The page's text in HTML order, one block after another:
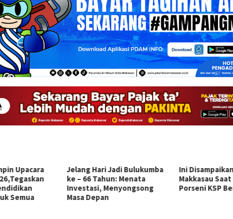
Bulukumba
Menata
Ini Disampaikan Andi
Makkasau Saat Membuka
Porseni KSP Berkat